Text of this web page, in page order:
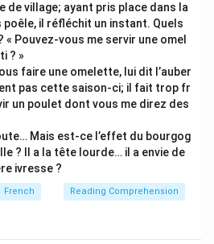
and Idioms
voyage (to tell about my
de neige (mountains covered in
(to go for long hikes)
unforgettable stay)
(82 words)
Je t'écris pour te raconter
de village; ayant pris place dans la
il réfléchit un instant. Quels
Pouvez-vous me servir une omel
? »
faire une omelette, lui dit l’auber
pas cette saison-ci; il fait trop fr
un poulet dont vous me direz des
Mais est-ce l’effet du bourgog
? Il a la tête lourde… il a envie de
ivresse ?
French Reading Comprehension